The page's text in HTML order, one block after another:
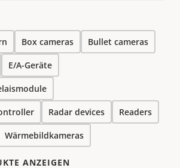
Box cameras Bullet cameras
E/A-Geräte
Radar devices Readers
Wärmebildkameras
ANZEIGEN